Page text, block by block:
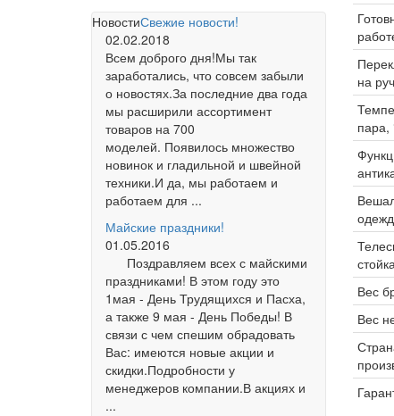
на
пара,
Вес
Вес
НовостиСвежие новости!
02.02.2018
Всем доброго дня!Мы так
заработались, что совсем забыли
о новостях.За последние два года
мы расширили ассортимент
товаров на 700
моделей. Появилось множество
новинок и гладильной и швейной
техники.И да, мы работаем и
работаем для ...
Майские праздники!
01.05.2016
Поздравляем всех с майскими
праздниками! В этом году это
1мая - День Трудящихся и Пасха,
а также 9 мая - День Победы! В
связи с чем спешим обрадовать
Вас: имеются новые акции и
скидки.Подробности у
менеджеров компании.В акциях и
...